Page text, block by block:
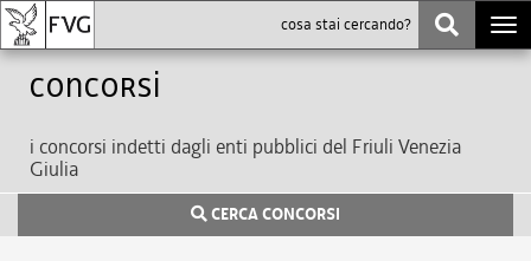
Concorsi
i concorsi indetti dagli enti pubblici del Friuli Venezia
Giulia
CERCA CONCORSI